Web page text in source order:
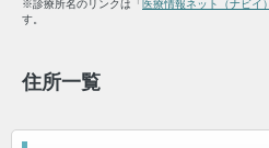
※診療所名のリンクは「医療情報ネット（ナビイ）
す。
住所一覧